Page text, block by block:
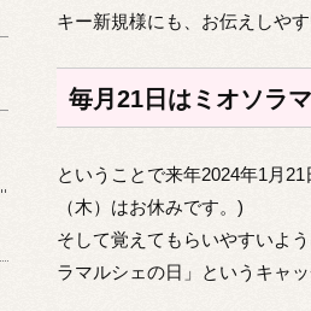
キー新規様にも、お伝えしや
毎月21日はミオソラ
ということで来年2024年1月
（木）はお休みです。)
そして覚えてもらいやすいよ
ラマルシェの日」というキャ